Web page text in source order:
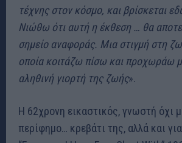
τέχνης στον κόσμο, και βρίσκεται
Νιώθω ότι αυτή η έκθεση … θα
σημείο αναφοράς. Μια στιγμή στη
οποία κοιτάζω πίσω και προχωράω
αληθινή γιορτή της ζωής».
Η 62χρονη εικαστικός, γνωστή όχι
περίφημο… κρεβάτι της, αλλά και